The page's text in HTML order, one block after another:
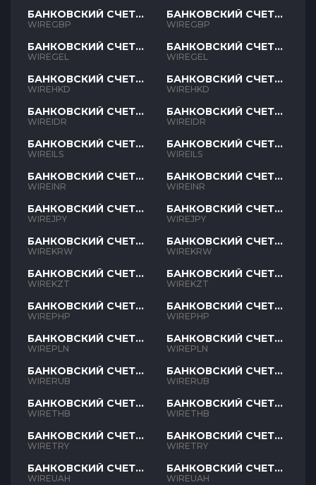
БАНКОВСКИЙ СЧЕТ
GBP
WIREGBP
БАНКОВСКИЙ СЧЕТ
GEL
WIREGEL
БАНКОВСКИЙ СЧЕТ
HKD
WIREHKD
БАНКОВСКИЙ СЧЕТ
IDR
WIREIDR
БАНКОВСКИЙ СЧЕТ
ILS
WIREILS
БАНКОВСКИЙ СЧЕТ
INR
WIREINR
БАНКОВСКИЙ СЧЕТ
JPY
WIREJPY
БАНКОВСКИЙ СЧЕТ
KRW
WIREKRW
БАНКОВСКИЙ СЧЕТ
KZT
WIREKZT
БАНКОВСКИЙ СЧЕТ
PHP
WIREPHP
БАНКОВСКИЙ СЧЕТ
PLN
WIREPLN
БАНКОВСКИЙ СЧЕТ
RUB
WIRERUB
БАНКОВСКИЙ СЧЕТ
THB
WIRETHB
БАНКОВСКИЙ СЧЕТ
TRY
WIRETRY
БАНКОВСКИЙ СЧЕТ
UAH
WIREUAH
БАНКОВСКИЙ СЧЕТ
GBP
WIREGBP
БАНКОВСКИЙ СЧЕТ
GEL
WIREGEL
БАНКОВСКИЙ СЧЕТ
HKD
WIREHKD
БАНКОВСКИЙ СЧЕТ
IDR
WIREIDR
БАНКОВСКИЙ СЧЕТ
ILS
WIREILS
БАНКОВСКИЙ СЧЕТ
INR
WIREINR
БАНКОВСКИЙ СЧЕТ
JPY
WIREJPY
БАНКОВСКИЙ СЧЕТ
KRW
WIREKRW
БАНКОВСКИЙ СЧЕТ
KZT
WIREKZT
БАНКОВСКИЙ СЧЕТ
PHP
WIREPHP
БАНКОВСКИЙ СЧЕТ
PLN
WIREPLN
БАНКОВСКИЙ СЧЕТ
RUB
WIRERUB
БАНКОВСКИЙ СЧЕТ
THB
WIRETHB
БАНКОВСКИЙ СЧЕТ
TRY
WIRETRY
БАНКОВСКИЙ СЧЕТ
UAH
WIREUAH